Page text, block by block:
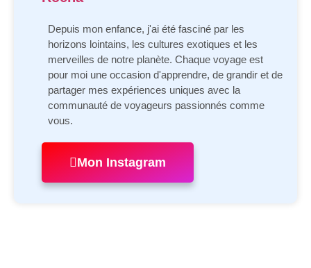
Depuis mon enfance, j'ai été fasciné par les
horizons lointains, les cultures exotiques et les
merveilles de notre planète. Chaque voyage est
pour moi une occasion d'apprendre, de grandir et de
partager mes expériences uniques avec la
communauté de voyageurs passionnés comme
vous.
Mon Instagram